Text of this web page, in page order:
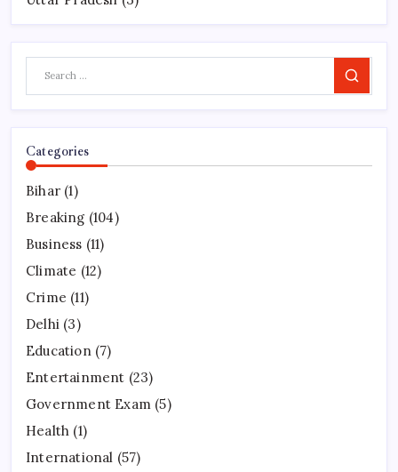
Search
Categories
Bihar (1)
Breaking (104)
Business (11)
Climate (12)
Crime (11)
Delhi (3)
Education(7)
Entertainment (23)
Government Exam (5)
Health (1)
International (57)